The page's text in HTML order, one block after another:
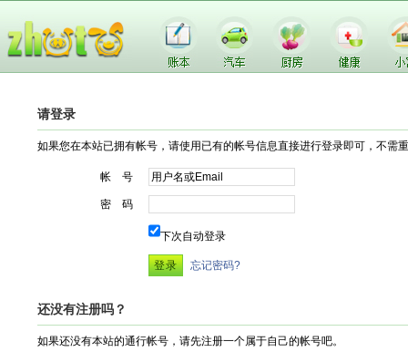
请登录
如果您在本站已拥有帐号，请使用已有的帐号信息直接进行登录即可，不需
帐 号
密 码
下次自动登录
忘记密码?
还没有注册吗？
如果还没有本站的通行帐号，请先注册一个属于自己的帐号吧。